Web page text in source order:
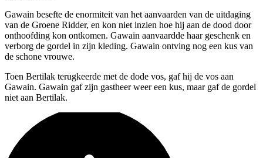
Gawain besefte de enormiteit van het aanvaarden van de uitdaging
van de Groene Ridder, en kon niet inzien hoe hij aan de dood door
onthoofding kon ontkomen. Gawain aanvaardde haar geschenk en
verborg de gordel in zijn kleding. Gawain ontving nog een kus van
de schone vrouwe.
Toen Bertilak terugkeerde met de dode vos, gaf hij de vos aan
Gawain. Gawain gaf zijn gastheer weer een kus, maar gaf de gordel
niet aan Bertilak.